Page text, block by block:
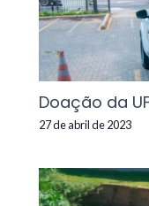
Doação da
27 de abril de 2023